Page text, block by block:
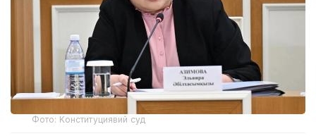
Фото: Kонституциявий суд